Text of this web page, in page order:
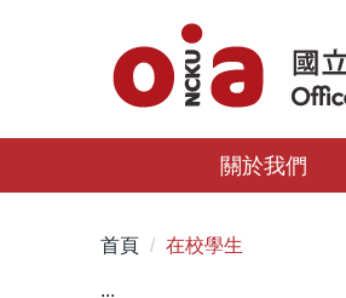
內
區
關於我們
首頁 在校學生